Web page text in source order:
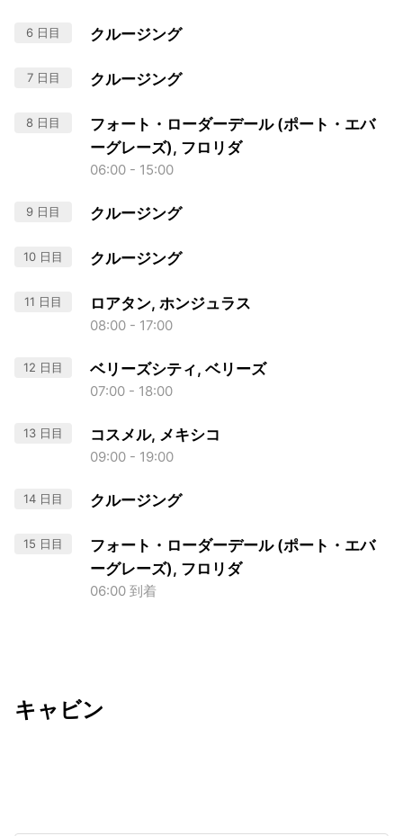
6 日目 クルージング
7 日目 クルージング
8 日目
フォート・ローダーデール (ポート・エバ
ーグレーズ), フロリダ
06:00 - 15:00
9 日目 クルージング
10 日目 クルージング
11 日目 ロアタン, ホンジュラス
08:00 - 17:00
12 日目 ベリーズシティ, ベリーズ
07:00 - 18:00
13 日目 コスメル, メキシコ
09:00 - 19:00
14 日目 クルージング
15 日目
フォート・ローダーデール (ポート・エバ
ーグレーズ), フロリダ
06:00 到着
キャビン